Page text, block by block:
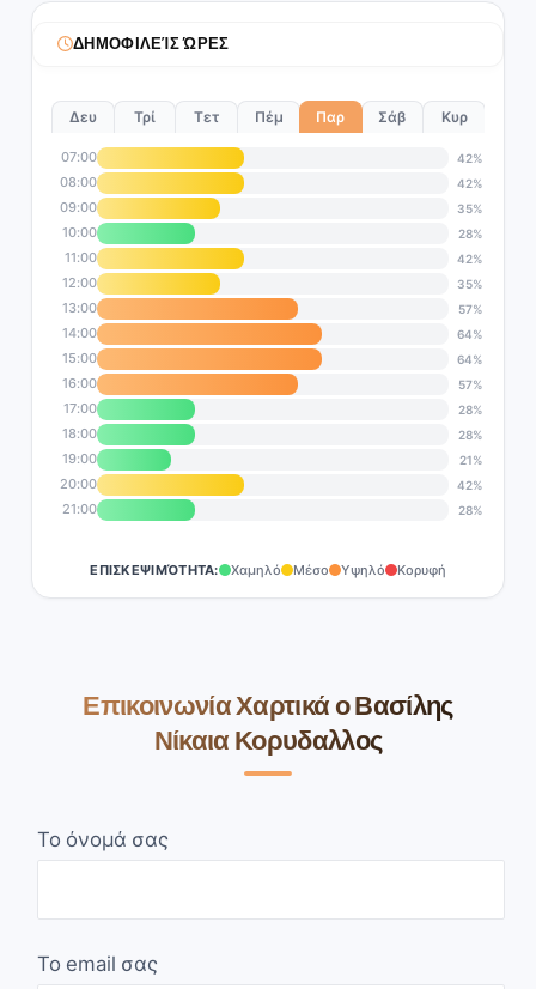
ΔΗΜΟΦΙΛΕΊΣ ΏΡΕΣ
Δευ Τρί Τετ Πέμ Παρ Σάβ Κυρ
07:00 42%
08:00 42%
09:00 35%
10:00 28%
11:00 42%
12:00 35%
13:00 57%
14:00 64%
15:00 64%
16:00 57%
17:00 28%
18:00 28%
19:00 21%
20:00 42%
21:00 28%
ΕΠΙΣΚΕΨΙΜΌΤΗΤΑ: Χαμηλό Μέσο Υψηλό Κορυφή
Επικοινωνία Χαρτικά ο Βασίλης
Νίκαια Κορυδαλλος
Το όνομά σας
Το email σας